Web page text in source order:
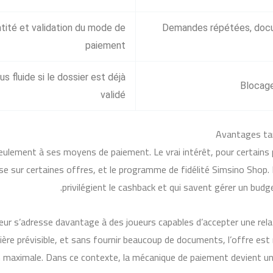
et validation du mode de
paiement
Demandes répétées,
fluide si le dossier est déjà
validé
Avantages
à ses moyens de paiement. Le vrai intérêt, pour
sur certaines offres, et le programme de fidélité Simsino
privilégient le cashback et qui savent gérer un
s’adresse davantage à des joueurs capables d’accepter une
prévisible, et sans fournir beaucoup de documents, l’offre
Dans ce contexte, la mécanique de paiement devient